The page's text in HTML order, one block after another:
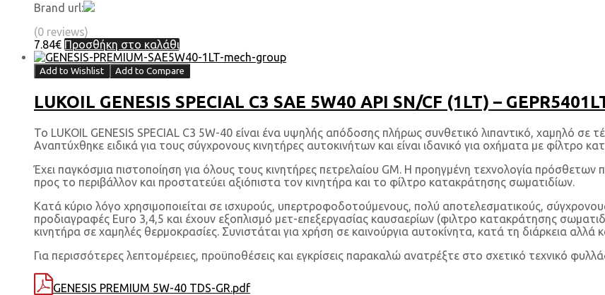
Brand url:
(0 reviews)
7.84€ Προσθήκη στο καλάθι
Add to Wishlist Add to Compare
LUKOIL GENESIS SPECIAL C3 SAE 5W40 API SN/CF (1LT) –
To LUKOIL GENESIS SPECIAL C3 5W-40 είναι ένα υψηλής απόδοσης πλήρως συνθετικό λιπαντικό, χαμηλό
Αναπτύχθηκε ειδικά για τους σύγχρονους κινητήρες αυτοκινήτων και είναι ιδανικό για οχήματα με φίλτρο
Έχει παγκόσμια πιστοποίηση για όλους τους κινητήρες πετρελαίου GM. Η προηγμένη τεχνολογία πρόσθετων
προς το περιβάλλον και προστατεύει αξιόπιστα τον κινητήρα και το φίλτρο κατακράτησης σωματιδίων.
Κατά κύριο λόγο χρησιμοποιείται σε ισχυρούς, υπερτροφοδοτούμενους, πολύ αποτελεσματικούς,
προδιαγραφές Euro 3,4,5 και έχουν εξοπλισμό μετ-επεξεργασίας καυσαερίων (φιλτρο κατακράτησης
κινητήρα σε χαμηλές θερμοκρασίες. Συνιστάται για χρήση σε καινούργια αυτοκίνητα, κατά τη διάρκεια αλλά
Για περισσότερες λεπτομέρειες, προϋποθέσεις και εγκρίσεις παρακαλώ ανατρέξτε στο σχετικό τεχνικό
GENESIS PREMIUM 5W-40 TDS-GR.pdf